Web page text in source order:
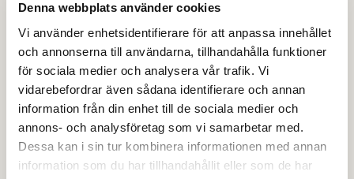
Denna webbplats använder cookies
Vi använder enhetsidentifierare för att anpassa innehållet
och annonserna till användarna, tillhandahålla funktioner
för sociala medier och analysera vår trafik. Vi
vidarebefordrar även sådana identifierare och annan
information från din enhet till de sociala medier och
annons- och analysföretag som vi samarbetar med.
Dessa kan i sin tur kombinera informationen med annan
information som du har tillhandahållit eller som de har
Höjden ingår i socialtjänstens öppenvård och är en
verksamhet som arbetar med ungdomar och unga
vuxna mellan 13-24 år. Ungdomsbehandlarna på
Höjden kan ge råd, stöd och vägledning i olika frågor
som är ett bekymmer. Det kan till exempel vara
funderingar om hur du har det i familjen eller frågor
kring alkohol, droger eller problem med spelande.
Centralt i arbetet är att stärka ungdomens hela